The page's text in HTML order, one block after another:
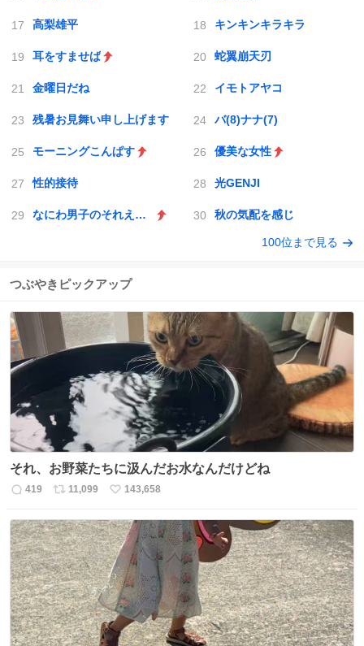
高梨雄平 キンキンキラキラ
耳をすませば 蛇翼崩天刃
金曜日だね イモトアヤコ
残暑お見舞い申し上げます バ(8)ナナ(7)
モーニングこんぱす 優美な女性
性的接待 光GENJI
なにわ男子のそれええやん 秋の気配を感じ
100位まで見る
つぶやきピックアップ
それ、お野菜たちに汲んだお水なんだけどね
返
数
419
リ
ス
ト
数
11,099
い
ね
数
143,658